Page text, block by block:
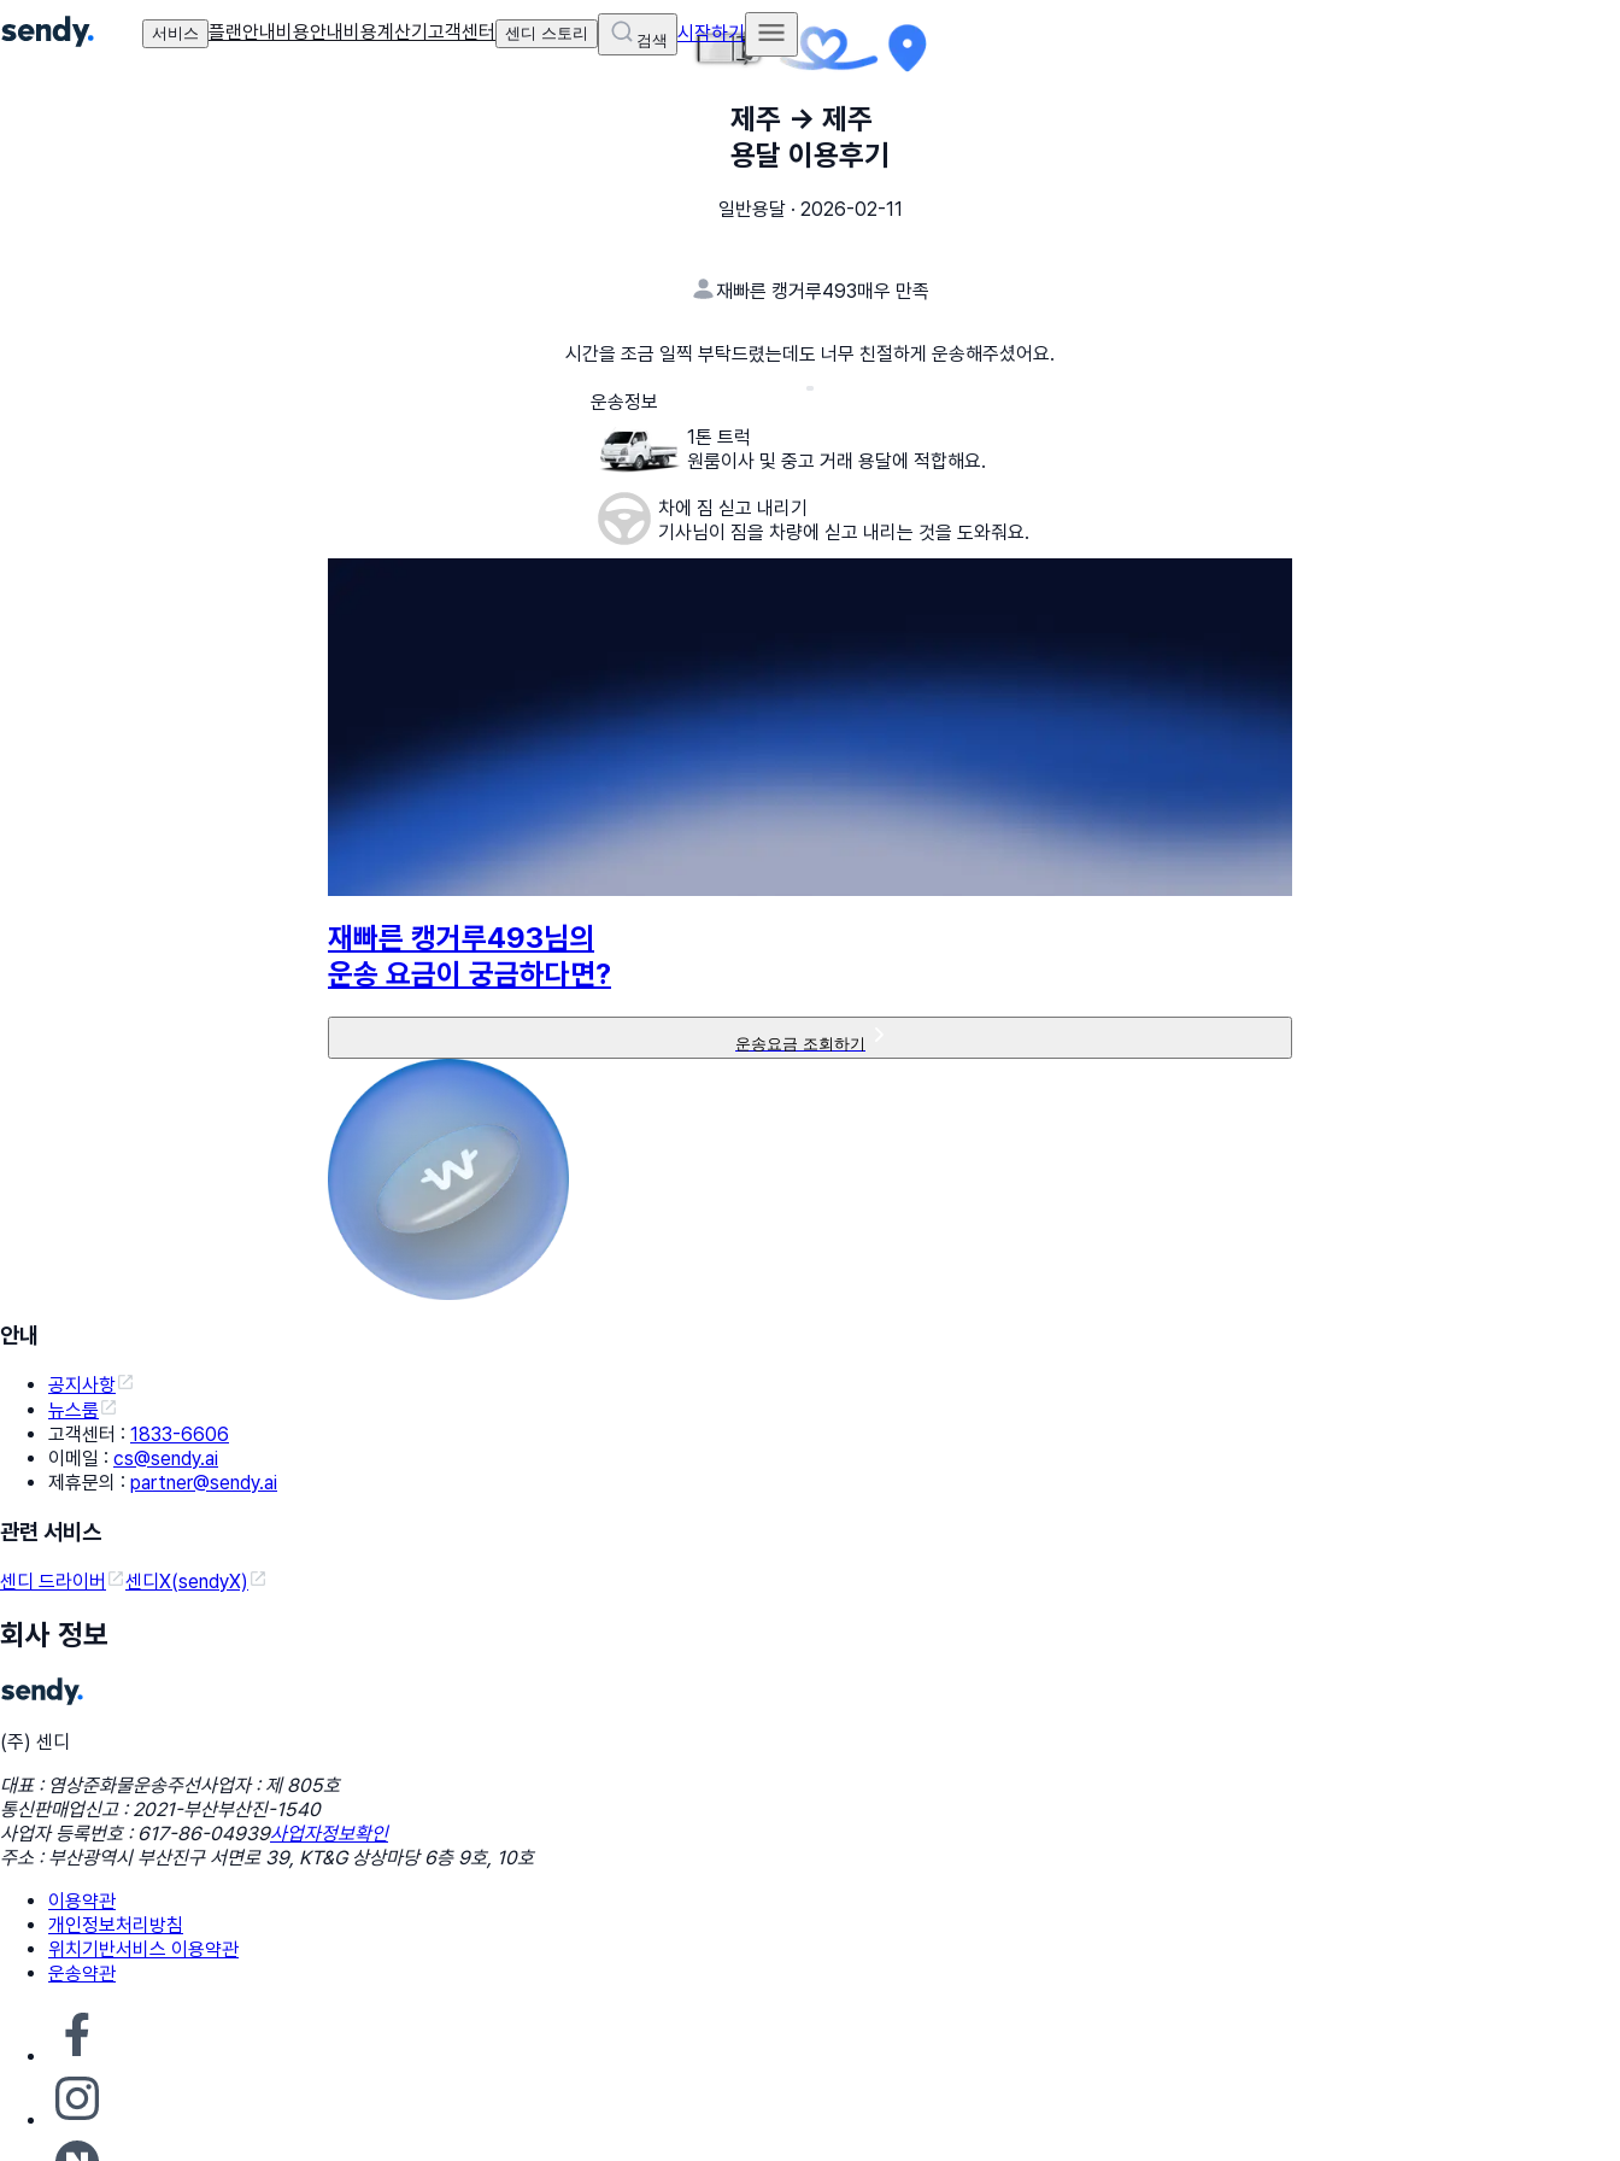
서비스 플랜안내비용안내비용계산기고객센터 센디 스토리 검색 시작하기
제주 → 제주
용달 이용후기
일반용달· 2026-02-11
재빠른 캥거루493매우 만족
시간을 조금 일찍 부탁드렸는데도 너무 친절하게 운송해주셨어요.
운송정보
1톤 트럭
원룸이사 및 중고 거래 용달에 적합해요.
차에 짐 싣고 내리기
기사님이 짐을 차량에 싣고 내리는 것을 도와줘요.
재빠른 캥거루493님의
운송 요금이 궁금하다면?
운송요금 조회하기
안내
공지사항
뉴스룸
고객센터 : 1833-6606
이메일 : cs@sendy.ai
제휴문의 : partner@sendy.ai
관련 서비스
센디 드라이버 센디X(sendyX)
회사 정보
(주) 센디
대표 : 염상준화물운송주선사업자 : 제 805호
통신판매업신고 : 2021-부산부산진-1540
사업자 등록번호 : 617-86-04939사업자정보확인
주소 : 부산광역시 부산진구 서면로 39, KT&G 상상마당 6층 9호, 10호
이용약관
개인정보처리방침
위치기반서비스 이용약관
운송약관